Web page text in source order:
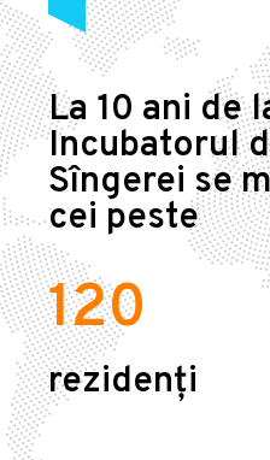
La 10 ani de
Incubatorul
Sîngerei se
cei peste
120
rezidenți